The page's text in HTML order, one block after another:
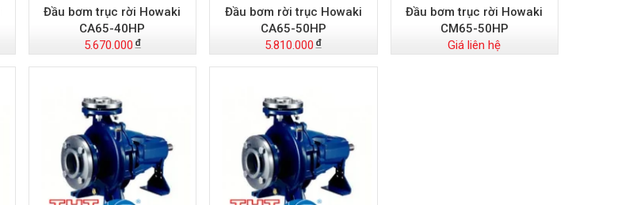
Đầu bơm trục rời Howaki
CA65-40HP
5.670.000
Đầu bơm rời trục Howaki
CA65-50HP
5.810.000
Đầu bơm trục rời Howaki
CM65-50HP
Giá liên hệ